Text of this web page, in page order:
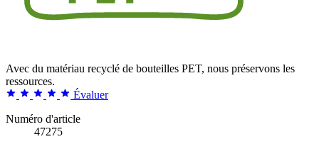
Avec du matériau recyclé de bouteilles PET, nous préservons les
ressources.
Évaluer
Numéro d'article
47275